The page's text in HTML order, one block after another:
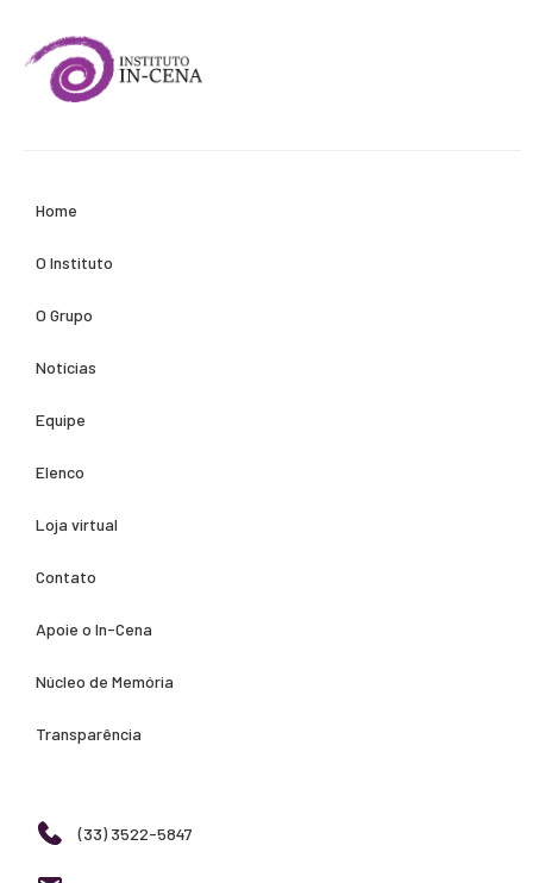
Home
O Instituto
O Grupo
Notícias
Equipe
Elenco
Loja virtual
Contato
Apoie o In-Cena
Núcleo de Memória
Transparência
(33) 3522-5847